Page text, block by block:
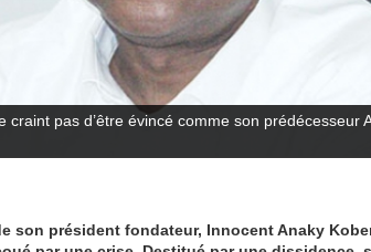
pas d’être évincé comme son prédécesseur
son président fondateur, Innocent Anaky